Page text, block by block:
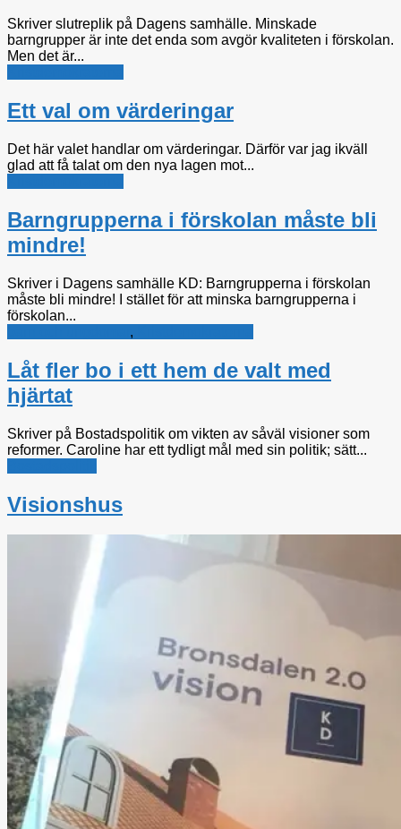
Skriver slutreplik på Dagens samhälle. Minskade
barngrupper är inte det enda som avgör kvaliteten i förskolan.
Men det är...
Ett val om värderingar
Det här valet handlar om värderingar. Därför var jag ikväll
glad att få talat om den nya lagen mot...
Barngrupperna i förskolan måste bli
mindre!
Skriver i Dagens samhälle KD: Barngrupperna i förskolan
måste bli mindre! I stället för att minska barngrupperna i
förskolan...
,
Låt fler bo i ett hem de valt med
hjärtat
Skriver på Bostadspolitik om vikten av såväl visioner som
reformer. Caroline har ett tydligt mål med sin politik; sätt...
Visionshus